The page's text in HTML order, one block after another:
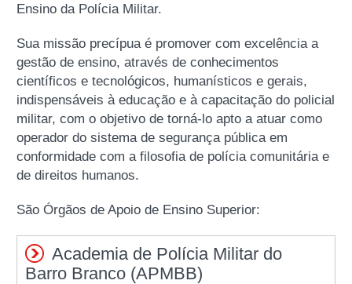
Ensino da Polícia Militar.
Sua missão precípua é promover com excelência a
gestão de ensino, através de conhecimentos
científicos e tecnológicos, humanísticos e gerais,
indispensáveis à educação e à capacitação do policial
militar, com o objetivo de torná-lo apto a atuar como
operador do sistema de segurança pública em
conformidade com a filosofia de polícia comunitária e
de direitos humanos.
São Órgãos de Apoio de Ensino Superior:
Academia de Polícia Militar do
Barro Branco (APMBB)